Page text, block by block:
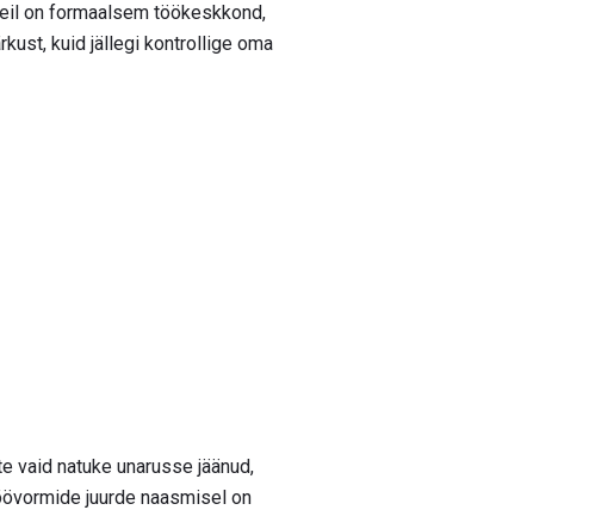
on formaalsem töökeskkond,
kuid jällegi kontrollige oma
vaid natuke unarusse jäänud,
juurde naasmisel on